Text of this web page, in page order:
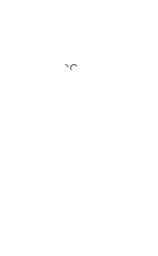
(Сабодана)